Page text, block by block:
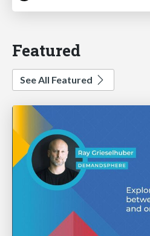
Featured
See All Featured